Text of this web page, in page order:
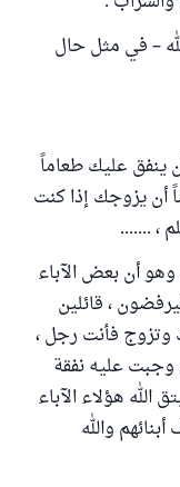
– في مثل حال
ينفق عليك طعاماً
أن يزوجك إذا كنت
، .......
وهو أن بعض الآباء
، قائلين
فأنت رجل ،
عليه نفقة
هؤلاء الآباء
والله